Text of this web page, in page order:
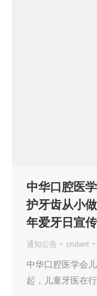
中华口腔医
护牙齿从小
年爱牙日宣
通知公告 cndent
中华口腔医学会
起，儿童牙医在